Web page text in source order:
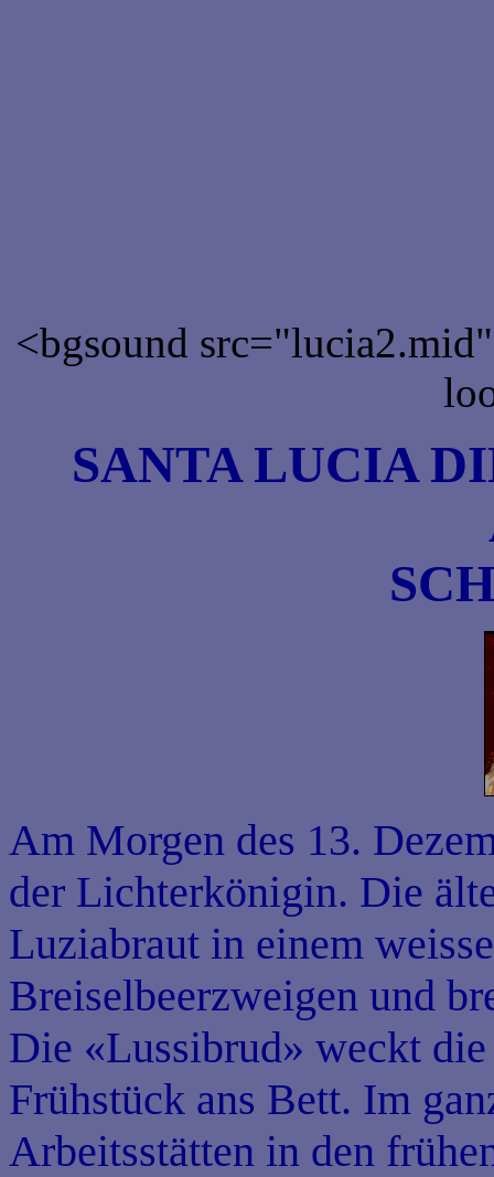
<bgsound
SANTA LUCIA
Am Morgen des 13.
der Lichterkönigin. Die
Luziabraut in einem
Breiselbeerzweigen und
Die «Lussibrud» weckt
Frühstück ans Bett. Im
Arbeitsstätten in den